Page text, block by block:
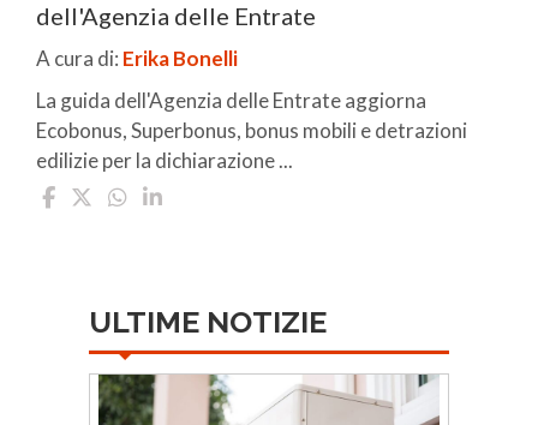
dell'Agenzia delle Entrate
A cura di: Erika Bonelli
La guida dell'Agenzia delle Entrate aggiorna
Ecobonus, Superbonus, bonus mobili e detrazioni
edilizie per la dichiarazione ...
ULTIME NOTIZIE